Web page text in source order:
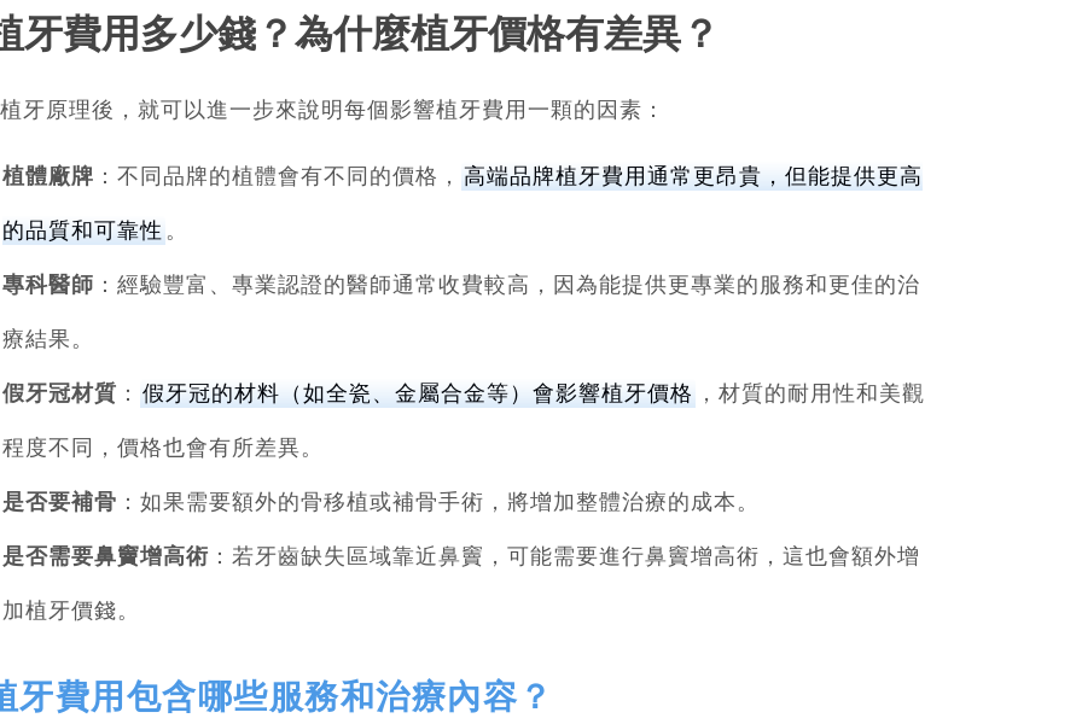
牙費用多少錢？為什麼植牙價格有差異？
牙原理後，就可以進一步來說明每個影響植牙費用一顆的因素：
植體廠牌 ：不同品牌的植體會有不同的價格， 高端品牌植牙費用通常更昂貴，但能提供更高
的品質和可靠性 。
專科醫師 ：經驗豐富、專業認證的醫師通常收費較高，因為能提供更專業的服務和更佳的治
療結果。
假牙冠材質 ： 假牙冠的材料（如全瓷、金屬合金等）會影響植牙價格 ，材質的耐用性和美觀
程度不同，價格也會有所差異。
是否要補骨 ：如果需要額外的骨移植或補骨手術，將增加整體治療的成本。
是否需要鼻竇增高術 ：若牙齒缺失區域靠近鼻竇，可能需要進行鼻竇增高術，這也會額外增
加植牙價錢。
牙費用包含哪些服務和治療內容？